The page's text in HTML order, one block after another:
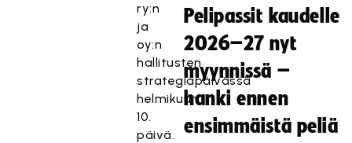
ry:n
ja
oy:n
hallitusten
strategiapäivässä
helmikuun
10.
päivä.
Pelipassit kaudelle
2026–27 nyt
myynnissä –
hanki ennen
ensimmäistä peliä